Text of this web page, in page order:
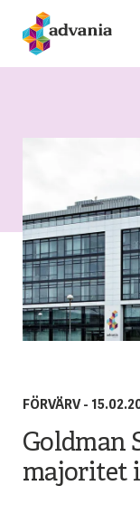
FÖRVÄRV -
Goldman
majoritet